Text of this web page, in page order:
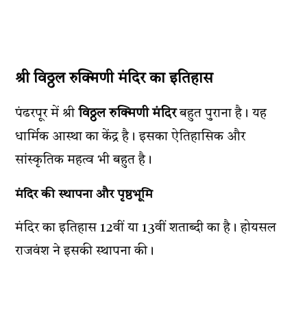
श्री विठ्ठल रुक्मिणी मंदिर का इतिहास
पंढरपूर में श्रीविठ्ठल रुक्मिणी मंदिरबहुत पुराना है। यह
धार्मिक आस्था का केंद्र है। इसका ऐतिहासिक और
सांस्कृतिक महत्व भी बहुत है।
मंदिर की स्थापना और पृष्ठभूमि
मंदिर का इतिहास 12वीं या 13वीं शताब्दी का है। होयसल
राजवंश ने इसकी स्थापना की।